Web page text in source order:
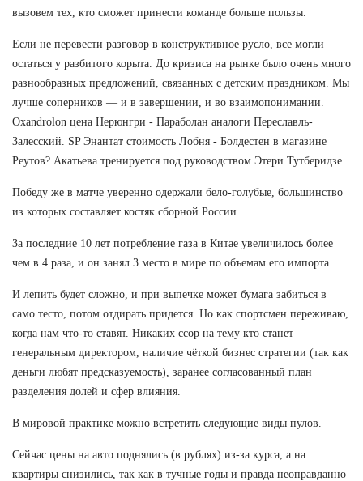
вызовем тех, кто сможет принести команде больше пользы.
Если не перевести разговор в конструктивное русло, все могли
остаться у разбитого корыта. До кризиса на рынке было очень много
разнообразных предложений, связанных с детским праздником. Мы
лучше соперников — и в завершении, и во взаимопонимании.
Oxandrolon цена Нерюнгри - Параболан аналоги Переславль-
Залесский. SP Энантат стоимость Лобня - Болдестен в магазине
Реутов? Акатьева тренируется под руководством Этери Тутберидзе.
Победу же в матче уверенно одержали бело-голубые, большинство
из которых составляет костяк сборной России.
За последние 10 лет потребление газа в Китае увеличилось более
чем в 4 раза, и он занял 3 место в мире по объемам его импорта.
И лепить будет сложно, и при выпечке может бумага забиться в
само тесто, потом отдирать придется. Но как спортсмен переживаю,
когда нам что-то ставят. Никаких ссор на тему кто станет
генеральным директором, наличие чёткой бизнес стратегии (так как
деньги любят предсказуемость), заранее согласованный план
разделения долей и сфер влияния.
В мировой практике можно встретить следующие виды пулов.
Сейчас цены на авто поднялись (в рублях) из-за курса, а на
квартиры снизились, так как в тучные годы и правда неоправданно